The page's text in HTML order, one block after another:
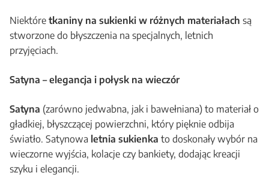
Niektóre tkaniny na sukienki w różnych materiałach są
stworzone do błyszczenia na specjalnych, letnich
przyjęciach.
Satyna – elegancja i połysk na wieczór
Satyna (zarówno jedwabna, jak i bawełniana) to materiał o
gładkiej, błyszczącej powierzchni, który pięknie odbija
światło. Satynowa letnia sukienka to doskonały wybór na
wieczorne wyjścia, kolacje czy bankiety, dodając kreacji
szyku i elegancji.